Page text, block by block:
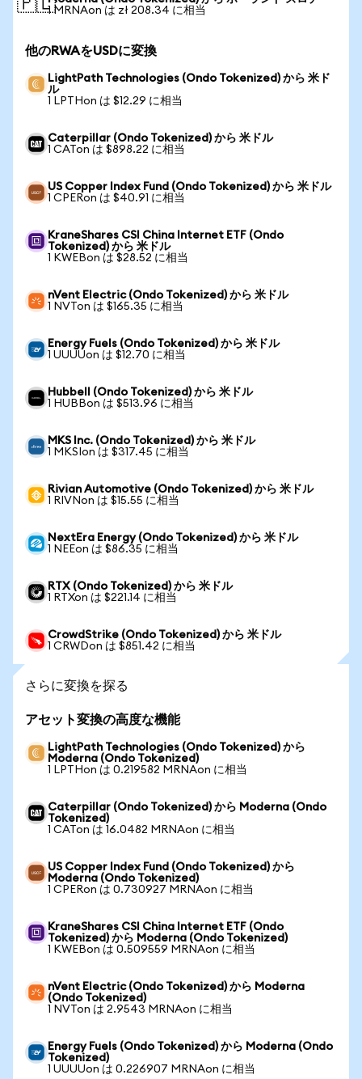
🇵🇱1 MRNAon は zł 208.34 に相当
他のRWAをUSDに変換
LightPath Technologies (Ondo Tokenized) から 米ド
ル
1 LPTHon は $12.29 に相当
Caterpillar (Ondo Tokenized) から 米ドル
1 CATon は $898.22 に相当
US Copper Index Fund (Ondo Tokenized) から 米ドル
1 CPERon は $40.91 に相当
KraneShares CSI China Internet ETF (Ondo
Tokenized) から 米ドル
1 KWEBon は $28.52 に相当
nVent Electric (Ondo Tokenized) から 米ドル
1 NVTon は $165.35 に相当
Energy Fuels (Ondo Tokenized) から 米ドル
1 UUUUon は $12.70 に相当
Hubbell (Ondo Tokenized) から 米ドル
1 HUBBon は $513.96 に相当
MKS Inc. (Ondo Tokenized) から 米ドル
1 MKSIon は $317.45 に相当
Rivian Automotive (Ondo Tokenized) から 米ドル
1 RIVNon は $15.55 に相当
NextEra Energy (Ondo Tokenized) から 米ドル
1 NEEon は $86.35 に相当
RTX (Ondo Tokenized) から 米ドル
1 RTXon は $221.14 に相当
CrowdStrike (Ondo Tokenized) から 米ドル
1 CRWDon は $851.42 に相当
さらに変換を探る
アセット変換の高度な機能
LightPath Technologies (Ondo Tokenized) から
Moderna (Ondo Tokenized)
1 LPTHon は 0.219582 MRNAon に相当
Caterpillar (Ondo Tokenized) から Moderna (Ondo
Tokenized)
1 CATon は 16.0482 MRNAon に相当
US Copper Index Fund (Ondo Tokenized) から
Moderna (Ondo Tokenized)
1 CPERon は 0.730927 MRNAon に相当
KraneShares CSI China Internet ETF (Ondo
Tokenized) から Moderna (Ondo Tokenized)
1 KWEBon は 0.509559 MRNAon に相当
nVent Electric (Ondo Tokenized) から Moderna
(Ondo Tokenized)
1 NVTon は 2.9543 MRNAon に相当
Energy Fuels (Ondo Tokenized) から Moderna (Ondo
Tokenized)
1 UUUUon は 0.226907 MRNAon に相当